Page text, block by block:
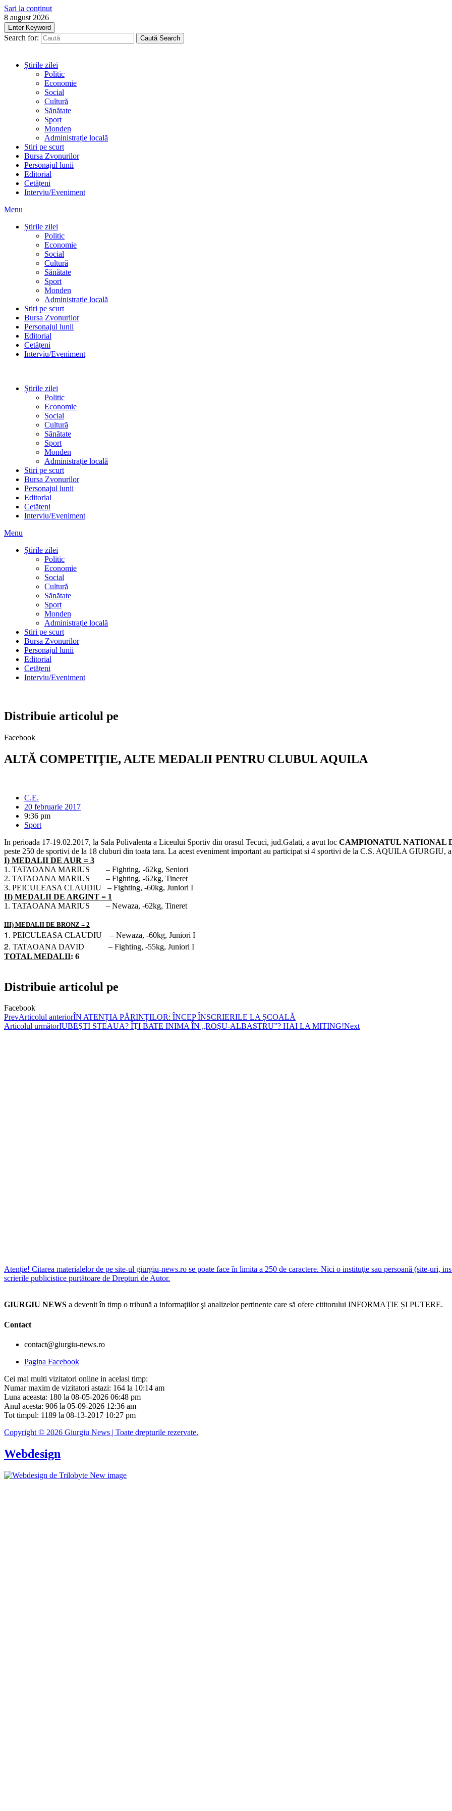
Sari la conținut
8 august 2026
Enter Keyword
Search for: Caută Search
Știrile zilei
Politic
Economie
Social
Cultură
Sănătate
Sport
Monden
Administrație locală
Stiri pe scurt
Bursa Zvonurilor
Personajul lunii
Editorial
Cetățeni
Interviu/Eveniment
Menu
Știrile zilei
Politic
Economie
Social
Cultură
Sănătate
Sport
Monden
Administrație locală
Stiri pe scurt
Bursa Zvonurilor
Personajul lunii
Editorial
Cetățeni
Interviu/Eveniment
Știrile zilei
Politic
Economie
Social
Cultură
Sănătate
Sport
Monden
Administrație locală
Stiri pe scurt
Bursa Zvonurilor
Personajul lunii
Editorial
Cetățeni
Interviu/Eveniment
Menu
Știrile zilei
Politic
Economie
Social
Cultură
Sănătate
Sport
Monden
Administrație locală
Stiri pe scurt
Bursa Zvonurilor
Personajul lunii
Editorial
Cetățeni
Interviu/Eveniment
Distribuie articolul pe
Facebook
ALTĂ COMPETIŢIE, ALTE MEDALII PENTRU CLUBUL AQUILA
C.E.
20 februarie 2017
9:36 pm
Sport
In perioada 17-19.02.2017, la Sala Polivalenta a Liceului Sportiv din orasul Tecuci, jud.Galati, a avut loc CAMPIONATUL NATIONAL
peste 250 de sportivi de la 18 cluburi din toata tara. La acest eveniment important au participat si 4 sportivi de la C.S. AQUILA GIURGIU,
I) MEDALII DE AUR = 3
1. TATAOANA MARIUS – Fighting, -62kg, Seniori
2. TATAOANA MARIUS – Fighting, -62kg, Tineret
3. PEICULEASA CLAUDIU – Fighting, -60kg, Juniori I
II) MEDALII DE ARGINT = 1
1. TATAOANA MARIUS – Newaza, -62kg, Tineret
III) MEDALII DE BRONZ = 2
1. PEICULEASA CLAUDIU – Newaza, -60kg, Juniori I
2. TATAOANA DAVID – Fighting, -55kg, Juniori I
TOTAL MEDALII: 6
Distribuie articolul pe
Facebook
PrevArticolul anteriorÎN ATENȚIA PĂRINȚILOR: ÎNCEP ÎNSCRIERILE LA ȘCOALĂ
Articolul următorIUBEŞTI STEAUA? ÎŢI BATE INIMA ÎN „ROŞU-ALBASTRU”? HAI LA MITING!Next
Atenție! Citarea materialelor de pe site-ul giurgiu-news.ro se poate face în limita a 250 de caractere. Nici o instituţie sau persoană (site-uri,
scrierile publicistice purtătoare de Drepturi de Autor.
GIURGIU NEWS a devenit în timp o tribună a informaţiilor şi analizelor pertinente care să ofere cititorului INFORMAȚIE ȘI PUTERE.
Contact
contact@giurgiu-news.ro
Pagina Facebook
Cei mai multi vizitatori online in acelasi timp:
Numar maxim de vizitatori astazi: 164 la 10:14 am
Luna aceasta: 180 la 08-05-2026 06:48 pm
Anul acesta: 906 la 05-09-2026 12:36 am
Tot timpul: 1189 la 08-13-2017 10:27 pm
Copyright © 2026 Giurgiu News | Toate drepturile rezervate.
Webdesign